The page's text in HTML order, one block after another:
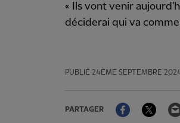
« Ils vont venir
déciderai qui va
PUBLIÉ 24ÈME SEPTEMBRE
PARTAGER
Facebook